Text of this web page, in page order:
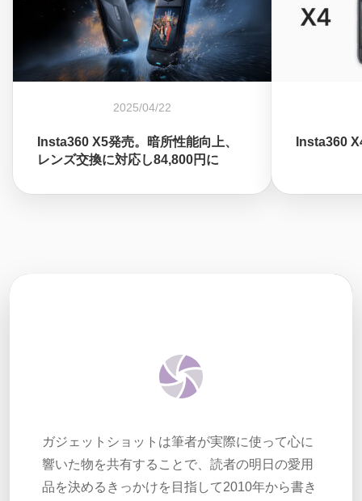
2025/04/22
Insta360 X5発売。暗所性能向上、
レンズ交換に対応し84,800円に
Insta360
ガジェットショットは筆者が実際に使って心に
響いた物を共有することで、読者の明日の愛用
品を決めるきっかけを目指して2010年から書き